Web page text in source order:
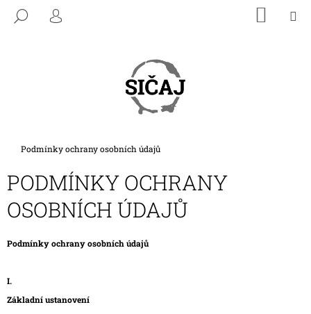
HLEDAT
PŘIHLÁŠENÍ KOŠÍK
Domů
Podmínky ochrany osobních údajů
PODMÍNKY OCHRANY
OSOBNÍCH ÚDAJŮ
Podmínky ochrany osobních údajů
I.
Základní ustanovení
T
E
B
U
J
E